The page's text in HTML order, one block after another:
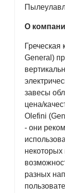
О
Греческая
General)
завесы
цена/
Olefini
- они
разных